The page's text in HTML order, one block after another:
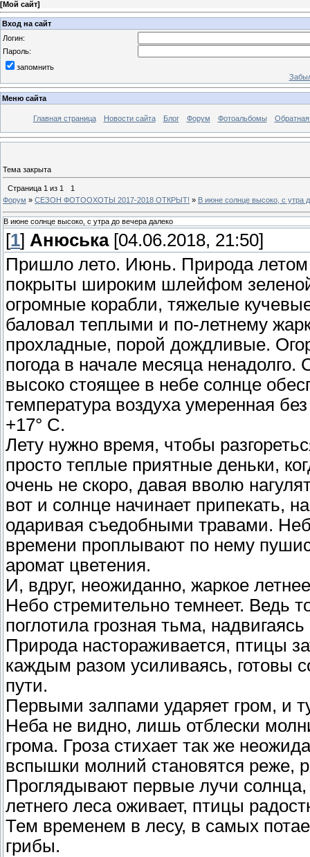
[Мой сайт]
Вход на сайт
Логин:
Пароль:
запомнить
Меню сайта
Главная страница Новости сайта Блог Форум Фотоальбомы Обратная
Тема закрыта
Страница 1 из 1
1
Форум » СЕЗОН ФОТООХОТЫ 2017-2018 ОТКРЫТ! » В июне солнце высоко, с утра
В июне солнце высоко, с утра до вечера далеко
[1] Анюська[04.06.2018, 21:50]
Пришло лето. Июнь. Природа летом
покрыты широким шлейфом
огромные корабли, тяжелые
баловал теплыми и по-летнему
прохладные, порой дождливые.
погода в начале месяца
высоко стоящее в небе солнце
температура воздуха умеренная
+17° C.
Лету нужно время, чтобы
просто теплые приятные деньки,
очень не скоро, давая вволю
вот и солнце начинает припекать,
одаривая съедобными травами.
времени проплывают по нему
аромат цветения.
И, вдруг, неожиданно, жаркое
Небо стремительно темнеет. Ведь
поглотила грозная тьма,
Природа настораживается, птицы
каждым разом усиливаясь, готовы
пути.
Первыми залпами ударяет гром, и
Неба не видно, лишь отблески
грома. Гроза стихает так же
вспышки молний становятся реже,
Проглядывают первые лучи
летнего леса оживает, птицы
Тем временем в лесу, в самых
грибы.